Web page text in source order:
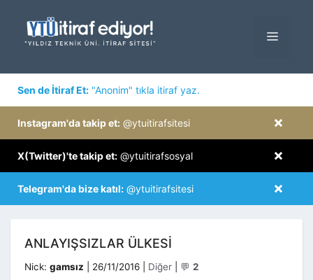
MENÜ
Sen de İtiraf Et: "Anonim" tıkla itiraf yaz.
×
Instagram'da takip et: @ytuitirafsitesi
×
X(Twitter)'te takip et: @ytuitirafsosyal
×
Telegram'da bize katıl: @ytuitirafsitesi
ANLAYIŞSIZLAR ÜLKESI
Nick: gamsız 26/11/2016 Kategoriler
Diğer 💬 2